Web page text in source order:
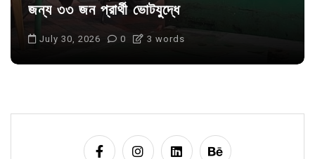
জন্য ৩৩ জন প্রার্থী ভোটযুদ্ধে
July 30, 2026 0 3 words